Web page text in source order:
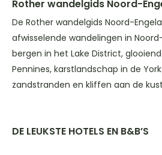
Rother wandelgids Noord-
De Rother wandelgids Noord-
afwisselende wandelingen in
bergen in het Lake District,
Pennines, karstlandschap in de
zandstranden en kliffen aan de
DE LEUKSTE HOTELS EN B&B’S